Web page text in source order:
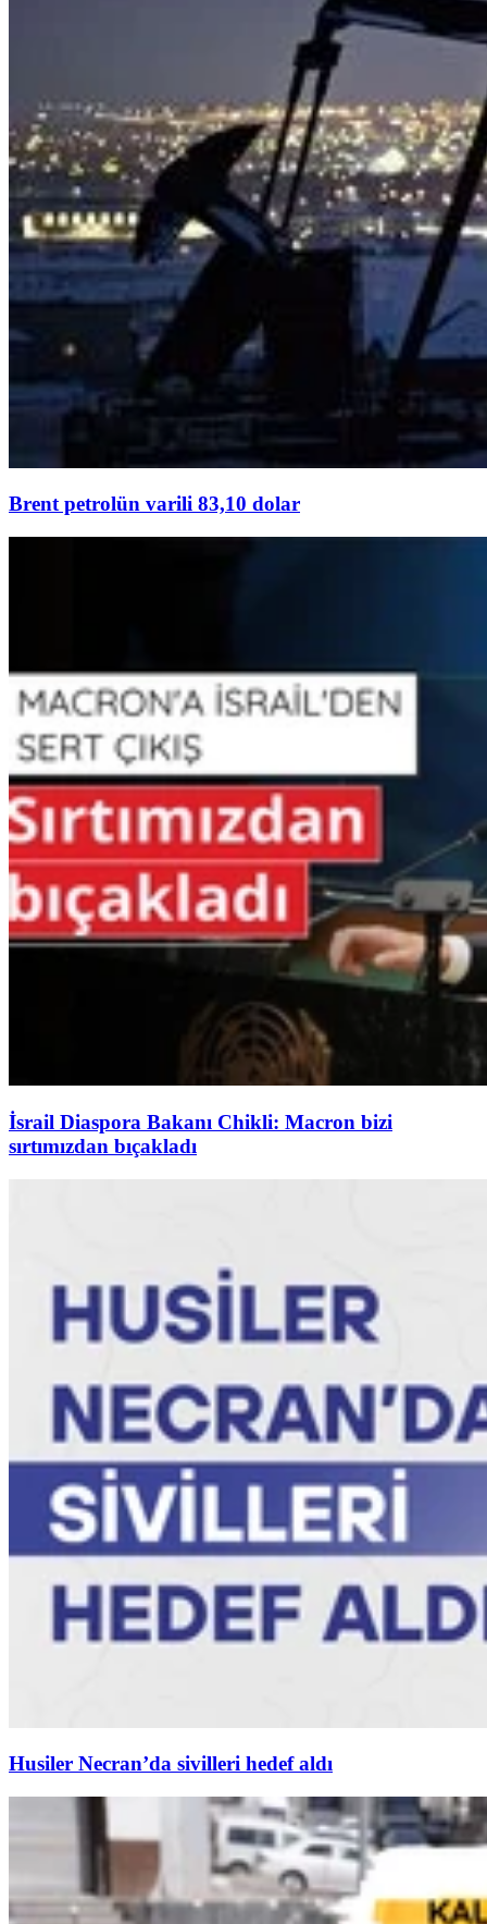
Brent petrolün varili 83,10 dolar
İsrail Diaspora Bakanı Chikli: Macron bizi
sırtımızdan bıçakladı
Husiler Necran’da sivilleri hedef aldı